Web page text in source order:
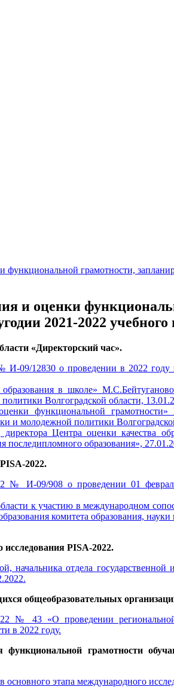
грамотности,
и оценки
2021-2022 учебного
«Директорский час».
09/12830 о проведении в 2022 году
в школе»
Волгоградской области,
функциональной
и молодежной политики
Центра оценки качества
последипломного образования»,
2022.
№ И-09/908 о проведении 01
к участию в международном
комитета образования,
PISA-2022.
отдела государственной
общеобразовательных
№ 43 «О проведении
в 2022 году.
грамотности
этапа международного